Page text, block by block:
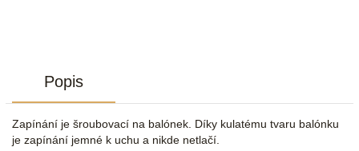
Popis
Zapínání je šroubovací na balónek. Díky kulatému tvaru balónku
je zapínání jemné k uchu a nikde netlačí.